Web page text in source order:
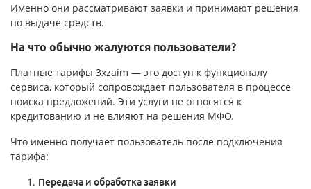
Именно они рассматривают заявки и принимают решения
по выдаче средств.
На что обычно жалуются пользователи?
Платные тарифы 3xzaim — это доступ к функционалу
сервиса, который сопровождает пользователя в процессе
поиска предложений. Эти услуги не относятся к
кредитованию и не влияют на решения МФО.
Что именно получает пользователь после подключения
тарифа:
Передача и обработка заявки